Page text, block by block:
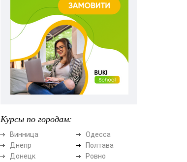
Курсы по городам:
Винница
Днепр
Донецк
Одесса
Полтава
Ровно